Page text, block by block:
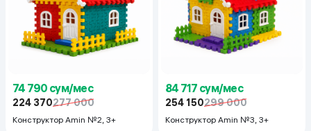
74 790 сум/мес
224 370277 000
Конструктор Amin №2, 3+
84 717 сум/мес
254 150299 000
Конструктор Amin №3, 3+